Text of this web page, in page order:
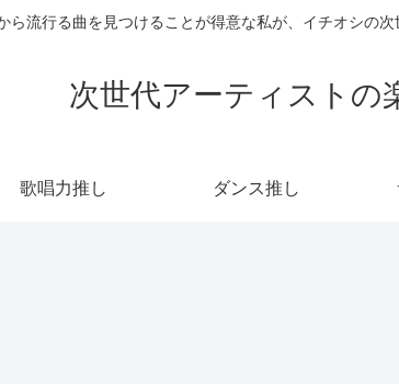
ら流行る曲を見つけることが得意な私が、イチオシの次
次世代アーティストの
歌唱力推し ダンス推し